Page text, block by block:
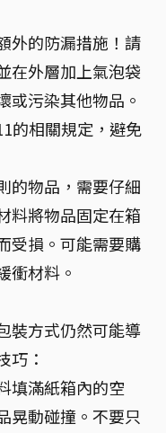
外的防漏措施！請
在外層加上氣泡袋
或污染其他物品。
的相關規定，避免
的物品，需要仔細
料將物品固定在箱
受損。可能需要購
衝材料。
裝方式仍然可能導
巧：
填滿紙箱內的空
晃動碰撞。不要只